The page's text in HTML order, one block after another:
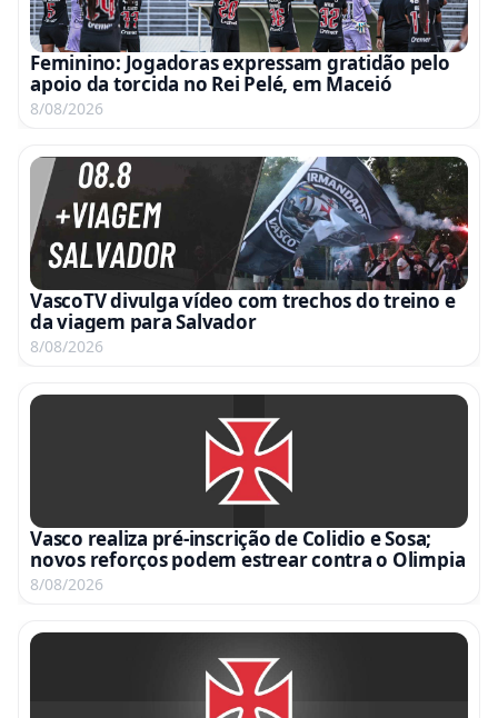
Feminino: Jogadoras expressam gratidão pelo
apoio da torcida no Rei Pelé, em Maceió
8/08/2026
VascoTV divulga vídeo com trechos do treino e
da viagem para Salvador
8/08/2026
Vasco realiza pré-inscrição de Colidio e Sosa;
novos reforços podem estrear contra o Olimpia
8/08/2026